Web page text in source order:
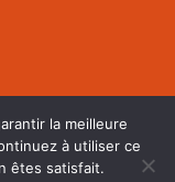
la meilleure
à utiliser ce
êtes satisfait.